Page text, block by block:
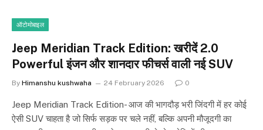
ऑटोमोबाइल
Jeep Meridian Track Edition: खरीदें 2.0
Powerful इंजन और शानदार फीचर्स वाली नई SUV
By Himanshu kushwaha 24 February 2026 0
Jeep Meridian Track Edition- आज की भागदौड़ भरी जिंदगी में हर कोई
ऐसी SUV चाहता है जो सिर्फ सड़क पर चले नहीं, बल्कि अपनी मौजूदगी का